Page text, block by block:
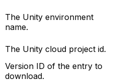
The Unity environment
name.
The Unity cloud project id.
Version ID of the entry to
download.